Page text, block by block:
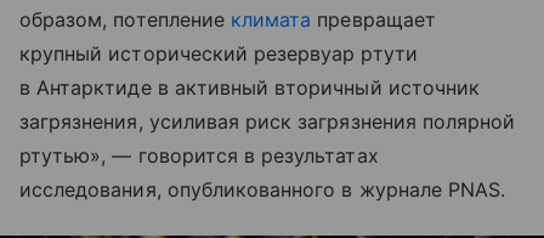
образом, потепление климата превращает
крупный исторический резервуар ртути
в Антарктиде в активный вторичный источник
загрязнения, усиливая риск загрязнения полярной
ртутью», — говорится в результатах
исследования, опубликованного в журнале PNAS.